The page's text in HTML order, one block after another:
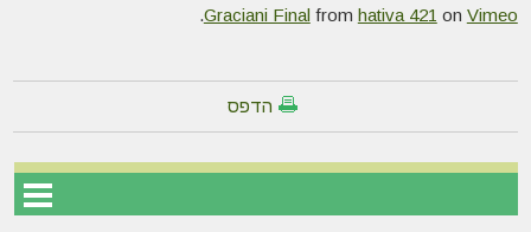
Graciani Finalfrom hativa 421 on Vimeo
.
הדפס